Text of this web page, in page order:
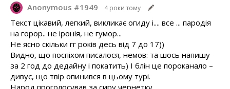
Anonymous #1949 4 роки тому
Текст цікавий, легкий, викликає огиду і.... все ... пародія
на горор.. не іронія, не гумор...
Не ясно скільки гг років десь від 7 до 17))
Видно, що поспіхом писалося, немов: та шось напишу
за 2 год до дедайну і покатить) І блін це пороканало –
дивує, що твір опинився в цьому турі.
Народ проголосував за сиру чернетку...